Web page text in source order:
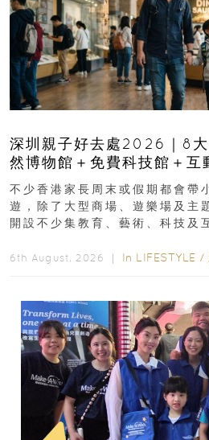
深圳親子好去處2026｜8大
然博物館＋免費科技館＋互
齡、交通、門票、開放時間
不少香港家長周末或假期都會帶
遊，除了大型商場、遊樂場及主
開設不少集教育、藝術、科技及
6th August, 2026 ｜ In LIFESTYLE /